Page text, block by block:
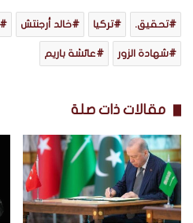
تحقيق. تركيا خالد أرجنتش
شهادة الزور عائشة باريم
مقالات ذات صلة